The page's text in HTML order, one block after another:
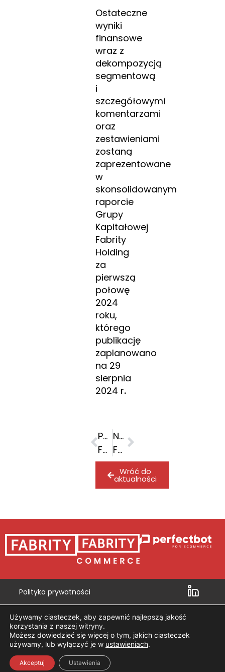
Ostateczne
wyniki
finansowe
wraz z
dekompozycją
segmentową
i
szczegółowymi
komentarzami
oraz
zestawieniami
zostaną
zaprezentowane
w
skonsolidowanym
raporcie
Grupy
Kapitałowej
Fabrity
Holding
za
pierwszą
połowę
2024
roku,
którego
publikację
zaplanowano
na 29
sierpnia
2024 r.
POPRZEDNI
Fabrity Holding wypłaci 3,25 zł dywidendy jeszcze w czerwcu
NASTĘPNY
Fabrity Holding planuje wypłacić dywidendę zaliczkową i uprościć strukturę grupy kapitałowej
Wróć do
aktualności
Polityka prywatności
Działanie 6.1 POIG
Działanie 8.2 POIG
Działanie 1.4-4.1 POIG
ISO 27001PL
EN
ISO 9001PL |EN
Używamy ciasteczek, aby zapewnić najlepszą jakość
korzystania z naszej witryny.
Możesz dowiedzieć się więcej o tym, jakich ciasteczek
używamy, lub wyłączyć je w ustawieniach.
Akceptuj Ustawienia